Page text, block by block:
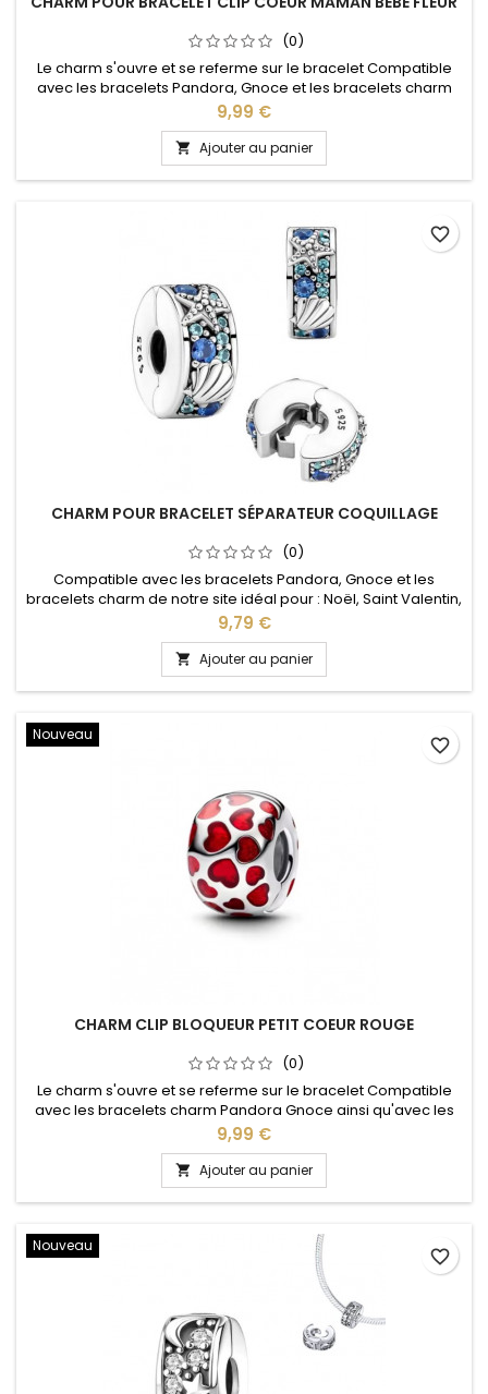
(0)
Le charm s'ouvre et se referme sur le bracelet Compatible
avec les bracelets Pandora, Gnoce et les bracelets charm
de notre site idéal pour : Noël, Saint Valentin, anniversaire,
anniversaire de mariage
Prix
9,99 €
 Ajouter au panier
CHARM POUR BRACELET SÉPARATEUR COQUILLAGE
(0)
Compatible avec les bracelets Pandora, Gnoce et les
bracelets charm de notre site idéal pour : Noël, Saint Valentin,
anniversaire, anniversaire de mariage
Prix
9,79 €
 Ajouter au panier
favorite_border
Nouveau
CHARM CLIP BLOQUEUR PETIT COEUR ROUGE
(0)
Le charm s'ouvre et se referme sur le bracelet Compatible
avec les bracelets charm Pandora Gnoce ainsi qu'avec les
bracelets charm de notre site idéal pour : Noël, Saint Valentin,
anniversaire, cadeau, fête
Prix
9,99 €
 Ajouter au panier
favorite_border
Nouveau
favorite_border